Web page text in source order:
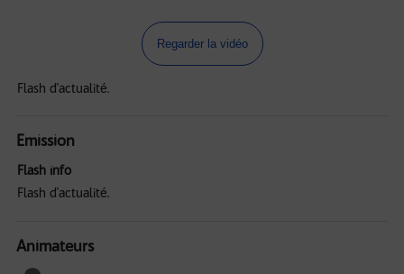
Regarder la vidéo
Flash d'actualité.
Emission
Flash info
Flash d'actualité.
Animateurs